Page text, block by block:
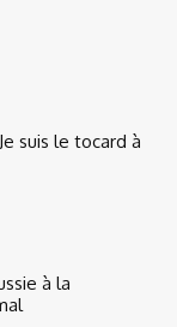
suis le tocard à
à la